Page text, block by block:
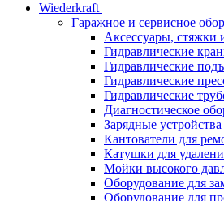
Wiederkraft
Гаражное и сервисное
Аксессуары, стяжки
Гидравлические
Гидравлические
Гидравлические
Гидравлические
Диагностическое
Зарядные
Кантователи для
Катушки для
Мойки высокого
Оборудование для
Оборудование для